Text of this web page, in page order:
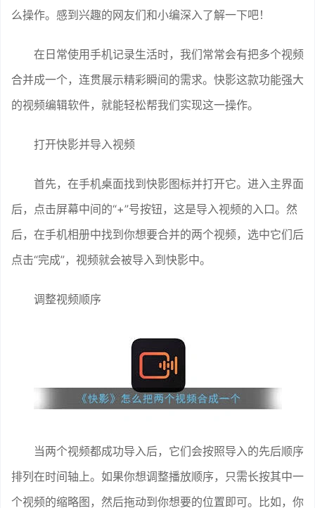
么操作。感到兴趣的网友们和小编深入了解一下吧！
在日常使用手机记录生活时，我们常常会有把多个视频
合并成一个，连贯展示精彩瞬间的需求。快影这款功能强大
的视频编辑软件，就能轻松帮我们实现这一操作。
打开快影并导入视频
首先，在手机桌面找到快影图标并打开它。进入主界面
后，点击屏幕中间的“+”号按钮，这是导入视频的入口。然
后，在手机相册中找到你想要合并的两个视频，选中它们后
点击“完成”，视频就会被导入到快影中。
调整视频顺序
当两个视频都成功导入后，它们会按照导入的先后顺序
排列在时间轴上。如果你想调整播放顺序，只需长按其中一
个视频的缩略图，然后拖动到你想要的位置即可。比如，你